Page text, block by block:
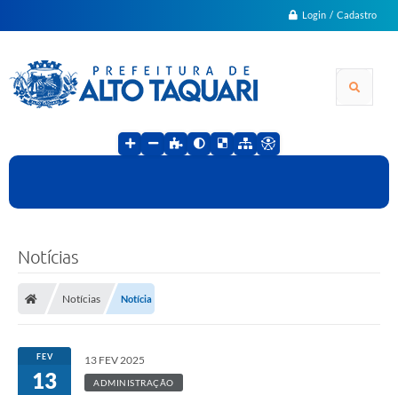
Login / Cadastro
Notícias
Notícias Notícia
FEV
13
13 FEV 2025
ADMINISTRAÇÃO